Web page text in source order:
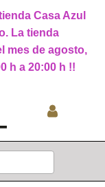
Casa Azul
La tienda
mes de agosto,
h a 20:00 h !!